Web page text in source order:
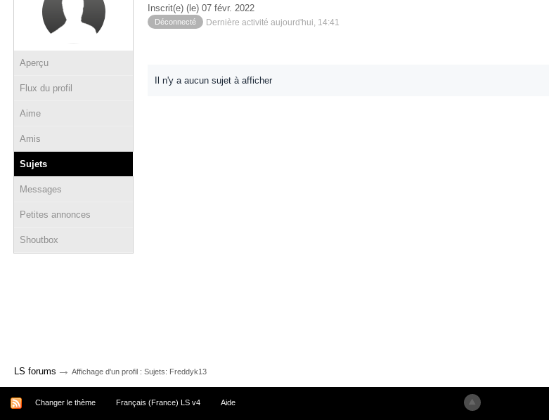
Aperçu
Flux du profil
Aime
Amis
Sujets
Messages
Petites annonces
Shoutbox
Inscrit(e) (le) 07 févr. 2022
Déconnecté Dernière activité aujourd'hui, 14:41
Il n'y a aucun sujet à afficher
LS forums → Affichage d'un profil : Sujets: Freddyk13
Changer le thème Français (France) LS v4 Aide